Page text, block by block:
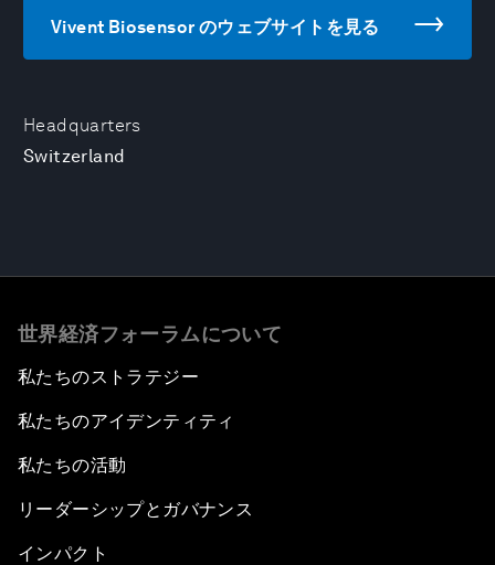
Headquarters
Switzerland
Vivent Biosensor のウェブサイトを見る
世界経済フォーラムについて
私たちのストラテジー
私たちのアイデンティティ
私たちの活動
リーダーシップとガバナンス
インパクト